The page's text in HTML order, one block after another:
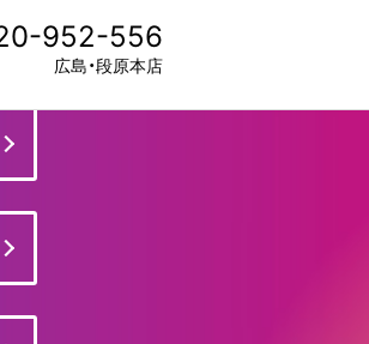
952-556
広島・段原本店